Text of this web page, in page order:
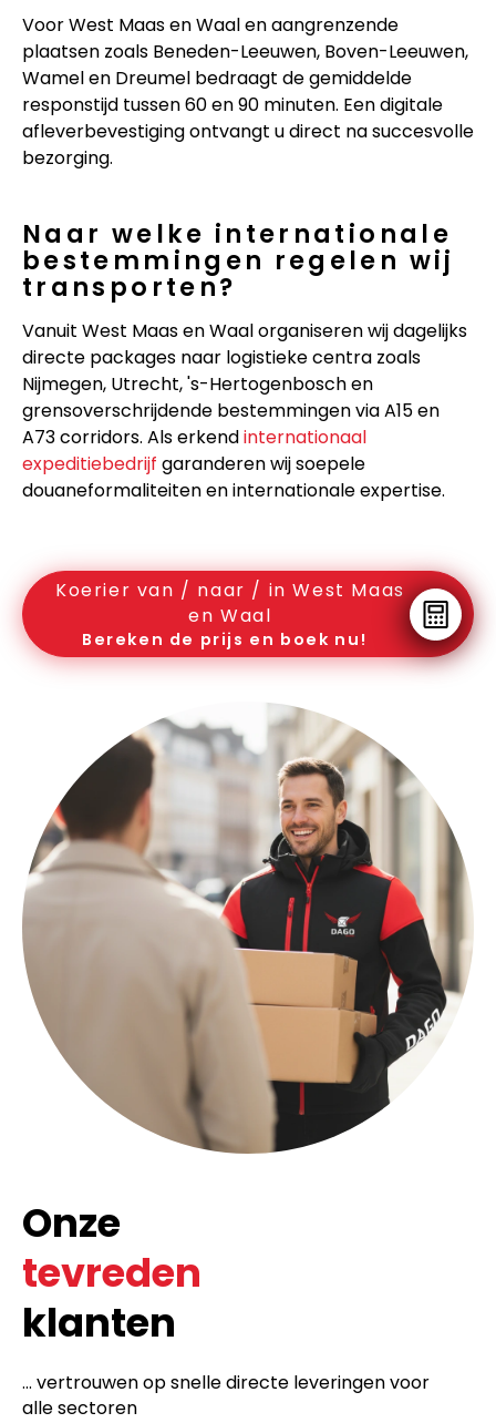
Voor West Maas en Waal en aangrenzende
plaatsen zoals Beneden-Leeuwen, Boven-Leeuwen,
Wamel en Dreumel bedraagt de gemiddelde
responstijd tussen 60 en 90 minuten. Een digitale
afleverbevestiging ontvangt u direct na succesvolle
bezorging.
Naar welke internationale
bestemmingen regelen wij
transporten?
Vanuit West Maas en Waal organiseren wij dagelijks
directe packages naar logistieke centra zoals
Nijmegen, Utrecht, 's-Hertogenbosch en
grensoverschrijdende bestemmingen via A15 en
A73 corridors. Als erkendinternationaal
expeditiebedrijf garanderen wij soepele
douaneformaliteiten en internationale expertise.
Koerier van / naar / in West Maas
en Waal
Bereken de prijs en boek nu!
Onze
tevreden
klanten
... vertrouwen op snelle directe leveringen voor
alle sectoren